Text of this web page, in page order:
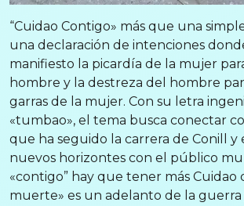
“Cuidao Contigo» más que una
una declaración de intenciones
manifiesto la picardía de la mujer
hombre y la destreza del hombre
garras de la mujer. Con su letra
«tumbao», el tema busca conectar
que ha seguido la carrera de Conill y
nuevos horizontes con el público
«contigo” hay que tener más Cuidao
muerte» es un adelanto de la